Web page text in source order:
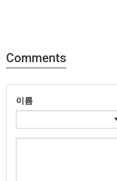
Comments
이름